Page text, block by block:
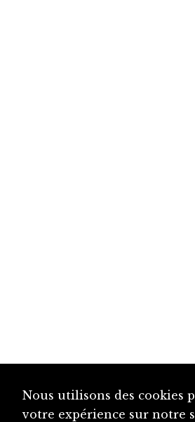
Nous utilisons des cookies
votre expérience sur notre